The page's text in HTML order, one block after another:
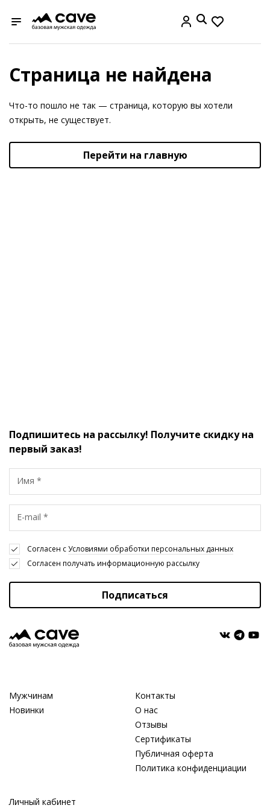
Страница не найдена
Что-то пошло не так — страница, которую вы хотели
открыть, не существует.
Перейти на главную
Мужчинам
Новинки
Контакты
О нас
Отзывы
Сертификаты
Публичная оферта
Политика конфиденциации
Личный кабинет
Подпишитесь на рассылку! Получите скидку на
первый заказ!
Имя *
E-mail *
Cогласен сУсловиями обработки персональных данных
Cогласен получать информационную рассылку
Подписаться